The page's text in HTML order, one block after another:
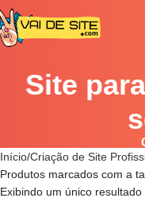
Site
Início Criação de Site
Produtos marcados com a
Exibindo um único resultado